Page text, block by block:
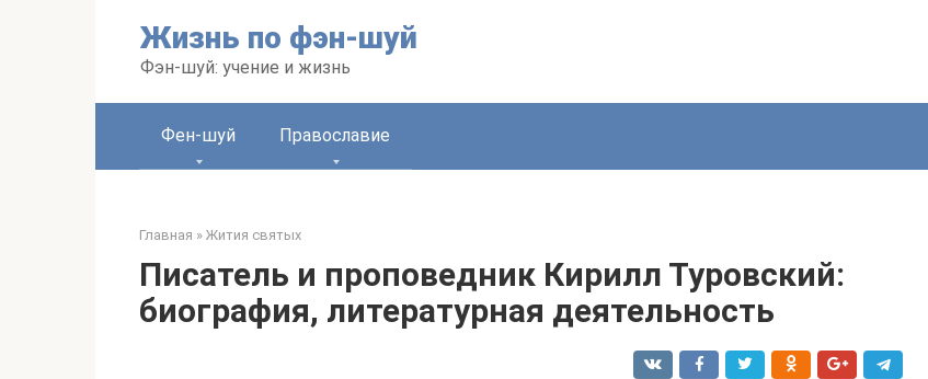
Жизнь по фэн-шуй
Фэн-шуй: учение и жизнь
Фен-шуй Православие
Главная » Жития святых
Писатель и проповедник Кирилл Туровский:
биография, литературная деятельность